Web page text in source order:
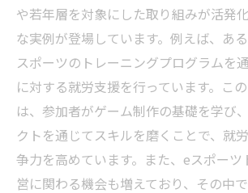
や若年層を対象にした取り組みが活発
な実例が登場しています。例えば、あ
スポーツのトレーニングプログラムを
に対する就労支援を行っています。こ
は、参加者がゲーム制作の基礎を学び
クトを通じてスキルを磨くことで、就
争力を高めています。また、eスポーツ
営に関わる機会も増えており、その中